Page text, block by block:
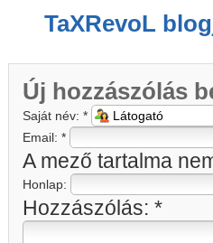
TaXRevoL
Új hozzászólás
Saját név: *
Email: *
A mező tartalma
Honlap:
Hozzászólás: *